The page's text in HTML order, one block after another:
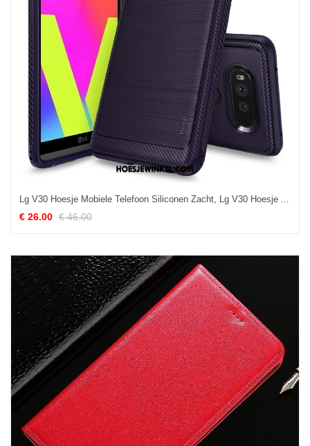
Lg V30 Hoesje Mobiele Telefoon Siliconen Zacht, Lg V30 Hoesje Anti-fall Hoes
€ 26.00 € 46.00